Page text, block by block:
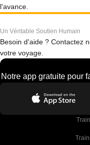
l'avance.
Un Véritable Soutien Humain
Besoin d'aide ? Contactez
votre voyage.
Notre app gratuite pour